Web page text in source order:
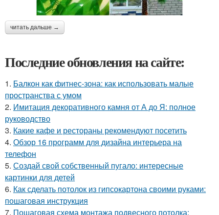
читать дальше →
Последние обновления на сайте:
1. Балкон как фитнес-зона: как использовать малые
пространства с умом
2. Имитация декоративного камня от А до Я: полное
руководство
3. Какие кафе и рестораны рекомендуют посетить
4. Обзор 16 программ для дизайна интерьера на
телефон
5. Создай свой собственный пугало: интересные
картинки для детей
6. Как сделать потолок из гипсокартона своими руками:
пошаговая инструкция
7. Пошаговая схема монтажа подвесного потолка: